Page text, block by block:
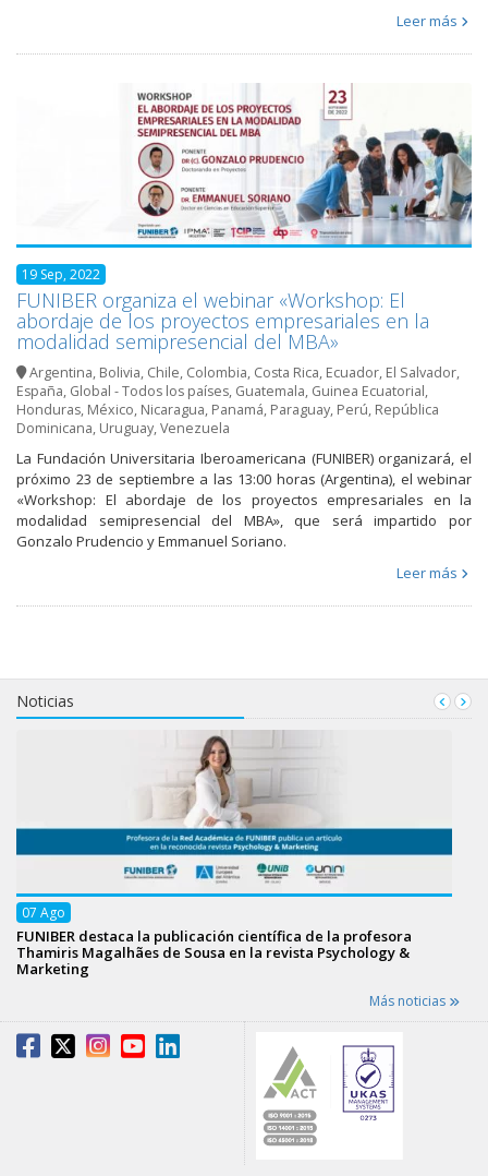
Leer más
19 Sep, 2022
FUNIBER organiza el webinar «Workshop: El
abordaje de los proyectos empresariales en la
modalidad semipresencial del MBA»
Argentina, Bolivia, Chile, Colombia, Costa Rica, Ecuador, El Salvador,
España, Global - Todos los países, Guatemala, Guinea Ecuatorial,
Honduras, México, Nicaragua, Panamá, Paraguay, Perú, República
Dominicana, Uruguay,Venezuela
La Fundación Universitaria Iberoamericana (FUNIBER) organizará, el
próximo 23 de septiembre a las 13:00 horas (Argentina), el webinar
«Workshop: El abordaje de los proyectos empresariales en la
modalidad semipresencial del MBA», que será impartido por
Gonzalo Prudencio y Emmanuel Soriano.
Leer más
Noticias
07 Ago
FUNIBER destaca la publicación científica de la profesora
Thamiris Magalhães de Sousa en la revista Psychology &
Marketing
Más noticias